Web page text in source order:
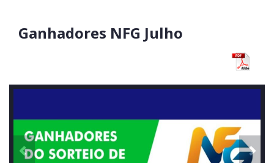
Ganhadores NFG Julho